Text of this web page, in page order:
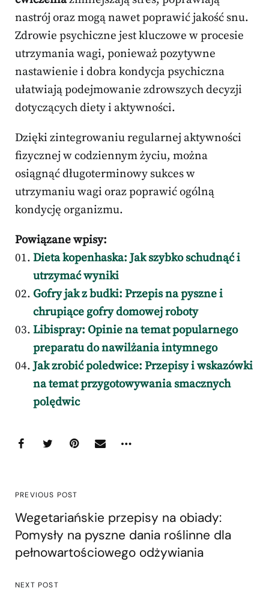
nastrój oraz mogą nawet poprawić jakość snu.
Zdrowie psychiczne jest kluczowe w procesie
utrzymania wagi, ponieważ pozytywne
nastawienie i dobra kondycja psychiczna
ułatwiają podejmowanie zdrowszych decyzji
dotyczących diety i aktywności.
Dzięki zintegrowaniu regularnej aktywności
fizycznej w codziennym życiu, można
osiągnąć długoterminowy sukces w
utrzymaniu wagi oraz poprawić ogólną
kondycję organizmu.
Powiązane wpisy:
Dieta kopenhaska: Jak szybko schudnąć i
utrzymać wyniki
Gofry jak z budki: Przepis na pyszne i
chrupiące gofry domowej roboty
Libispray: Opinie na temat popularnego
preparatu do nawilżania intymnego
Jak zrobić poledwice: Przepisy i wskazówki
na temat przygotowywania smacznych
polędwic
PREVIOUS POST
Wegetariańskie przepisy na obiady:
Pomysły na pyszne dania roślinne dla
pełnowartościowego odżywiania
NEXT POST